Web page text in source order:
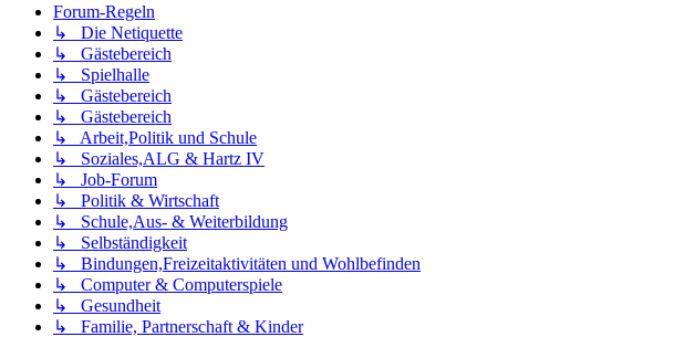
Forum-Regeln
↳ Die Netiquette
↳ Gästebereich
↳ Spielhalle
↳ Gästebereich
↳ Gästebereich
↳ Arbeit,Politik und Schule
↳ Soziales,ALG & Hartz IV
↳ Job-Forum
↳ Politik & Wirtschaft
↳ Schule,Aus- & Weiterbildung
↳ Selbständigkeit
↳ Bindungen,Freizeitaktivitäten und Wohlbefinden
↳ Computer & Computerspiele
↳ Gesundheit
↳ Familie, Partnerschaft & Kinder